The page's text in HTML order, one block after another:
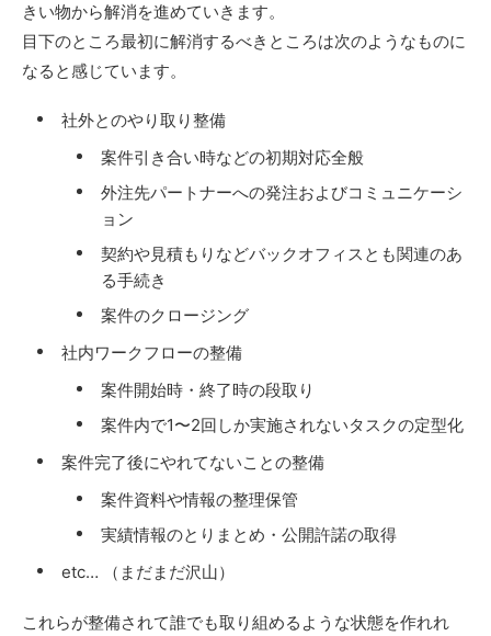
きい物から解消を進めていきます。
目下のところ最初に解消するべきところは次のようなものに
なると感じています。
社外とのやり取り整備
案件引き合い時などの初期対応全般
外注先パートナーへの発注およびコミュニケーシ
ョン
契約や見積もりなどバックオフィスとも関連のあ
る手続き
案件のクロージング
社内ワークフローの整備
案件開始時・終了時の段取り
案件内で1〜2回しか実施されないタスクの定型化
案件完了後にやれてないことの整備
案件資料や情報の整理保管
実績情報のとりまとめ・公開許諾の取得
etc… （まだまだ沢山）
これらが整備されて誰でも取り組めるような状態を作れれ